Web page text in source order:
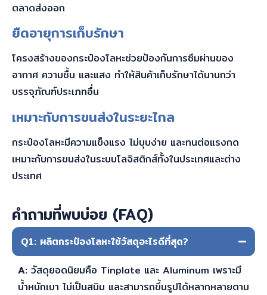
ตลาดส่งออก
ยืดอายุการเก็บรักษา
โครงสร้างของกระป๋องโลหะช่วยป้องกันการซึมผ่านของ
อากาศ ความชื้น และแสง ทำให้สินค้าเก็บรักษาได้นานกว่า
บรรจุภัณฑ์ประเภทอื่น
เหมาะกับการขนส่งในระยะไกล
กระป๋องโลหะมีความแข็งแรง ไม่บุบง่าย และทนต่อแรงกด
เหมาะกับการขนส่งในระบบโลจิสติกส์ทั้งในประเทศและต่าง
ประเทศ
คำถามที่พบบ่อย (FAQ)
Q1: ผลิตกระป๋องโลหะใช้วัสดุอะไรดีที่สุด?
A: วัสดุยอดนิยมคือ Tinplate และ Aluminum เพราะมี
น้ำหนักเบา ไม่เป็นสนิม และสามารถขึ้นรูปได้หลากหลายตาม